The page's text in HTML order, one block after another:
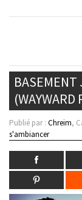
BASEMENT
(WAYWARD
Publié par : Chreim,
s'ambiancer